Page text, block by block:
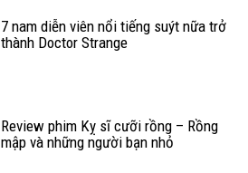
7 nam diễn viên nổi tiếng suýt nữa trở
thành Doctor Strange
Review phim Kỵ sĩ cưỡi rồng – Rồng
mập và những người bạn nhỏ